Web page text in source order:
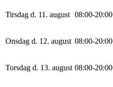
Tirsdag d. 11. august 08:00-20:00
Onsdag d. 12. august 08:00-20:00
Torsdag d. 13. august 08:00-20:00